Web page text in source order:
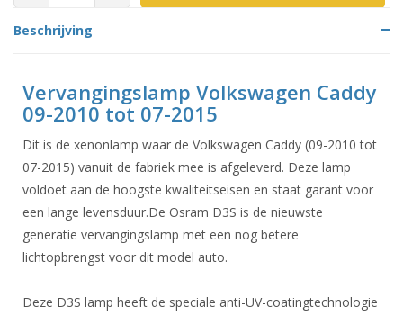
Beschrijving
Vervangingslamp Volkswagen Caddy
09-2010 tot 07-2015
Dit is de xenonlamp waar de Volkswagen Caddy (09-2010 tot
07-2015) vanuit de fabriek mee is afgeleverd. Deze lamp
voldoet aan de hoogste kwaliteitseisen en staat garant voor
een lange levensduur.De Osram D3S is de nieuwste
generatie vervangingslamp met een nog betere
lichtopbrengst voor dit model auto.
Deze D3S lamp heeft de speciale anti-UV-coatingtechnologie